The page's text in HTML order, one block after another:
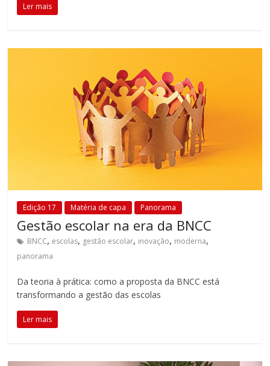
Ler mais
Edição 17 Matéria de capa Panorama
Gestão escolar na era da BNCC
BNCC, escolas, gestão escolar, inovação, moderna,
panorama
Da teoria à prática: como a proposta da BNCC está
transformando a gestão das escolas
Ler mais